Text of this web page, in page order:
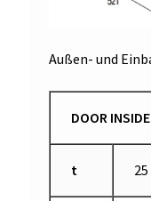
Außen- und
DOOR INSIDE
t 25